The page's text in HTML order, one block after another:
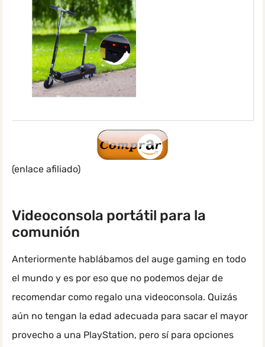
(enlace afiliado)
Videoconsola portátil para la
comunión
Anteriormente hablábamos del auge gaming en todo
el mundo y es por eso que no podemos dejar de
recomendar como regalo una videoconsola. Quizás
aún no tengan la edad adecuada para sacar el mayor
provecho a una PlayStation, pero sí para opciones